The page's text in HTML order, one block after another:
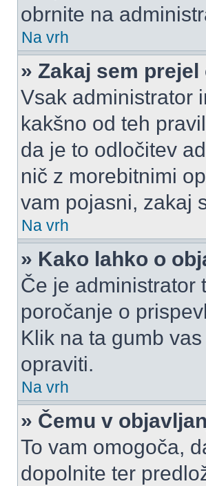
obrnite na
Na vrh
» Zakaj sem
Vsak administrator
kakšno od teh
da je to odločitev
nič z morebitnimi
vam pojasni, zakaj
Na vrh
» Kako lahko o
Če je administrator
poročanje o
Klik na ta gumb
opraviti.
Na vrh
» Čemu v
To vam omogoča,
dopolnite ter